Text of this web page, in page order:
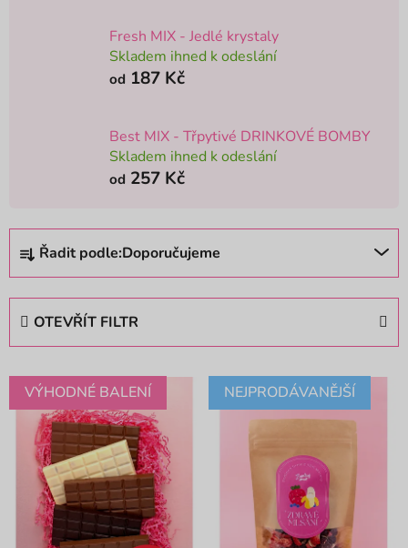
Fresh MIX - Jedlé krystaly
Skladem ihned k odeslání
od 187 Kč
Best MIX - Třpytivé DRINKOVÉ BOMBY
Skladem ihned k odeslání
od 257 Kč
Ř
z
p
r
Řadit podle:Doporučujeme
OTEVŘÍT FILTR
VVÝHODNÉ BALENÍ NEJPRODÁVANĚJŠÍ